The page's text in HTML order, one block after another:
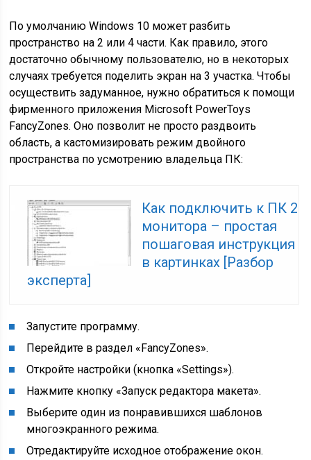
По умолчанию Windows 10 может разбить
пространство на 2 или 4 части. Как правило, этого
достаточно обычному пользователю, но в некоторых
случаях требуется поделить экран на 3 участка. Чтобы
осуществить задуманное, нужно обратиться к помощи
фирменного приложения Microsoft PowerToys
FancyZones. Оно позволит не просто раздвоить
область, а кастомизировать режим двойного
пространства по усмотрению владельца ПК:
Как подключить к ПК 2
монитора – простая
пошаговая инструкция
в картинках [Разбор
эксперта]
Запустите программу.
Перейдите в раздел «FancyZones».
Откройте настройки (кнопка «Settings»).
Нажмите кнопку «Запуск редактора макета».
Выберите один из понравившихся шаблонов
многоэкранного режима.
Отредактируйте исходное отображение окон.